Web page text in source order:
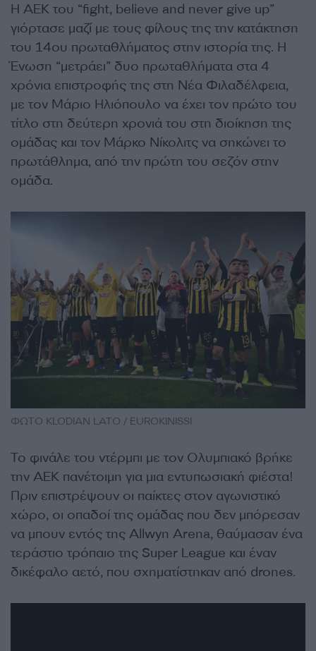
Η ΑΕΚ του “fight, believe and never give up”
γιόρτασε μαζί με τους φίλους της την κατάκτηση
του 14ου πρωταθλήματος στην ιστορία της. Η
Ένωση “μετράει” δυο πρωταθλήματα στα 4
χρόνια επιστροφής της στη Νέα Φιλαδέλφεια,
με τον Μάριο Ηλιόπουλο να έχει τον πρώτο του
τίτλο στη δεύτερη χρονιά του στη διοίκηση της
ομάδας και τον Μάρκο Νίκολιτς να σηκώνει το
πρωτάθλημα, από την πρώτη του σεζόν στην
ομάδα.
ΦΩΤΟ KLODIAN LATO / EUROKINISSI
Το φινάλε του ντέρμπι με τον Ολυμπιακό βρήκε
την ΑΕΚ πανέτοιμη για μια εντυπωσιακή φιέστα!
Πριν επιστρέψουν οι παίκτες στον αγωνιστικό
χώρο, οι οπαδοί της ομάδας που δεν μπόρεσαν
να μπουν εντός της Allwyn Arena, θαύμασαν ένα
τεράστιο τρόπαιο της Super League και έναν
δικέφαλο αετό, που σχηματίστηκαν από drones.